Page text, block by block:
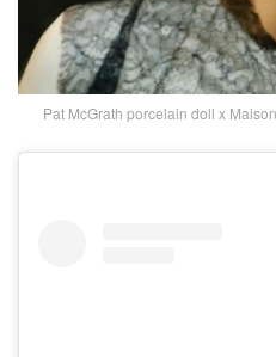
Pat McGrath porcelain doll x